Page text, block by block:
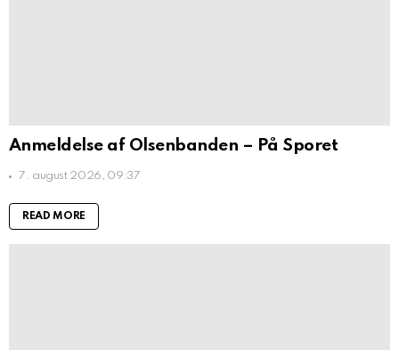
Anmeldelse af Olsenbanden – På Sporet
7. august 2026, 09:37
READ MORE